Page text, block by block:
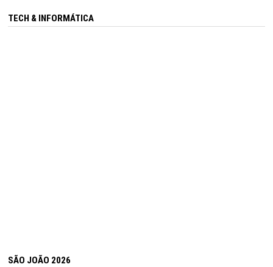
TECH & INFORMÁTICA
SÃO JOÃO 2026